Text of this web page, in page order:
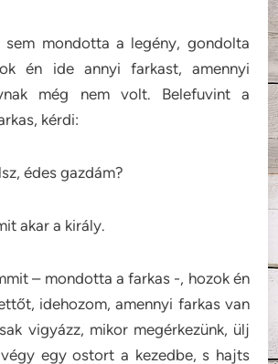
mondotta a legény, gondolta
én ide annyi farkast, amennyi
még nem volt. Belefuvint a
kérdi:
édes gazdám?
akar a király.
– mondotta a farkas -, hozok én
idehozom, amennyi farkas van
vigyázz, mikor megérkezünk, ülj
egy ostort a kezedbe, s hajts